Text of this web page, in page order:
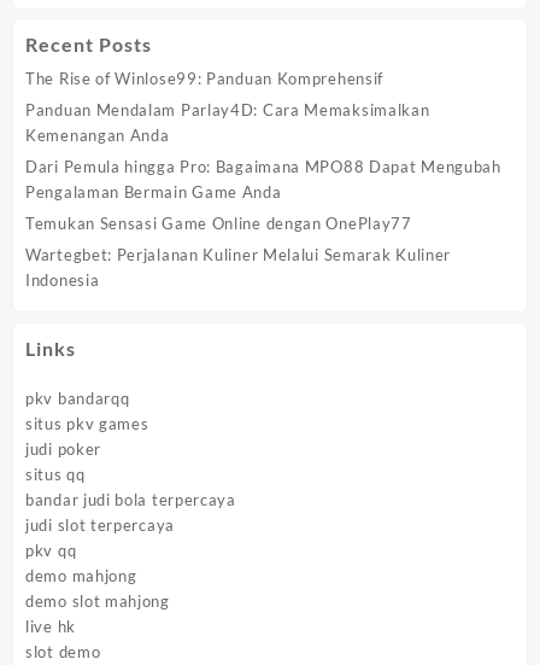
Recent Posts
The Rise of Winlose99: Panduan Komprehensif
Panduan Mendalam Parlay4D: Cara Memaksimalkan
Kemenangan Anda
Dari Pemula hingga Pro: Bagaimana MPO88 Dapat Mengubah
Pengalaman Bermain Game Anda
Temukan Sensasi Game Online dengan OnePlay77
Wartegbet: Perjalanan Kuliner Melalui Semarak Kuliner
Indonesia
Links
pkv bandarqq
situs pkv games
judi poker
situs qq
bandar judi bola terpercaya
judi slot terpercaya
pkv qq
demo mahjong
demo slot mahjong
live hk
slot demo